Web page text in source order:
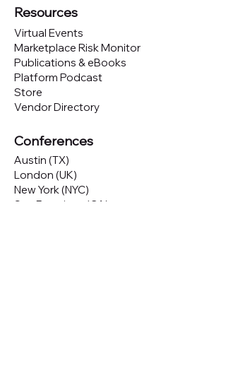
Resources
Virtual Events
Marketplace Risk Monitor
Publications & eBooks
Platform Podcast
Store
Vendor Directory
Conferences
Austin (TX)
London (UK)
New York (NYC)
San Francisco (CA)